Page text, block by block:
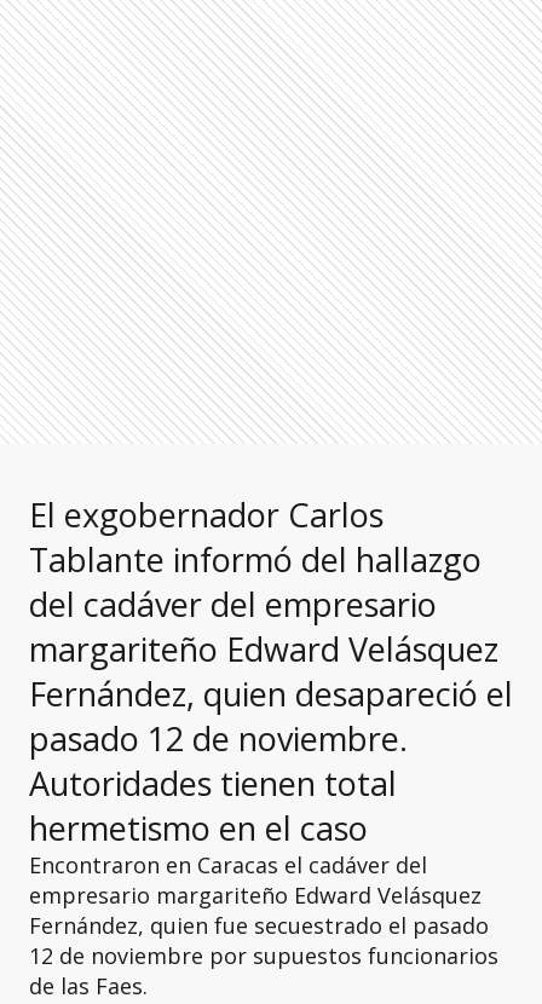
El exgobernador Carlos
Tablante informó del hallazgo
del cadáver del empresario
margariteño Edward Velásquez
Fernández, quien desapareció el
pasado 12 de noviembre.
Autoridades tienen total
hermetismo en el caso
Encontraron en Caracas el cadáver del
empresario margariteño Edward Velásquez
Fernández, quien fue secuestrado el pasado
12 de noviembre por supuestos funcionarios
de las Faes.